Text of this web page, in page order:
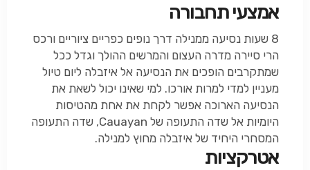
אמצעי תחבורה
8 שעות נסיעה ממנילה דרך נופים כפריים ציוריים ורכס
הרי סיירה מדרה העצום והמרשים ההולך וגדל ככל
שמתקרבים הופכים את הנסיעה אל איזבלה ליום טיול
מעניין למדי למרות אורכו. למי שאינו יכול לשאת את
הנסיעה הארוכה אפשר לקחת את אחת מהטיסות
היומיות אל שדה התעופה של Cauayan, שדה התעופה
המסחרי היחיד של איזבלה מחוץ למנילה.
אטרקציות